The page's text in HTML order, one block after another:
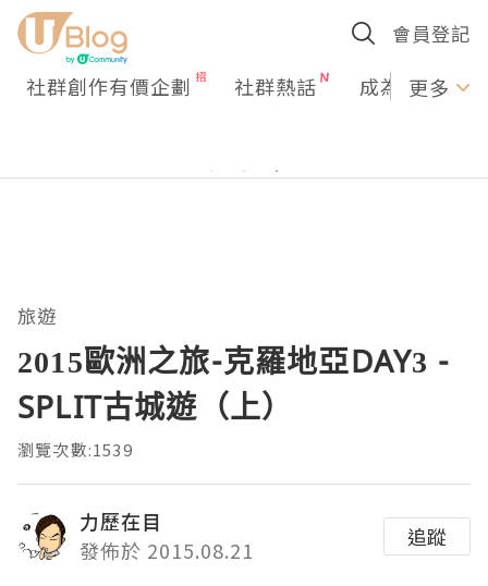
會員登記
社群創作有價企劃 社群熱話 成為U更多
旅遊
2015歐洲之旅-克羅地亞DAY3 -
SPLIT古城遊（上）
瀏覽次數:1539
力歷在目
發佈於 2015.08.21
追蹤